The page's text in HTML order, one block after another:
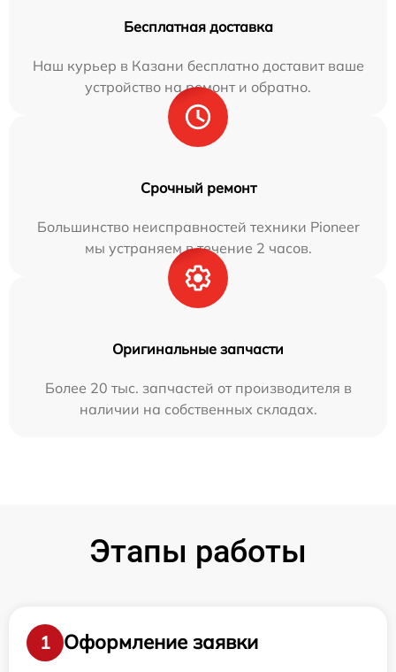
Бесплатная доставка
Наш курьер в Казани бесплатно доставит ваше
устройство на ремонт и обратно.
Срочный ремонт
Большинство неисправностей техники Pioneer
мы устраняем в течение 2 часов.
Оригинальные запчасти
Более 20 тыс. запчастей от производителя в
наличии на собственных складах.
Этапы работы
1
Оформление заявки